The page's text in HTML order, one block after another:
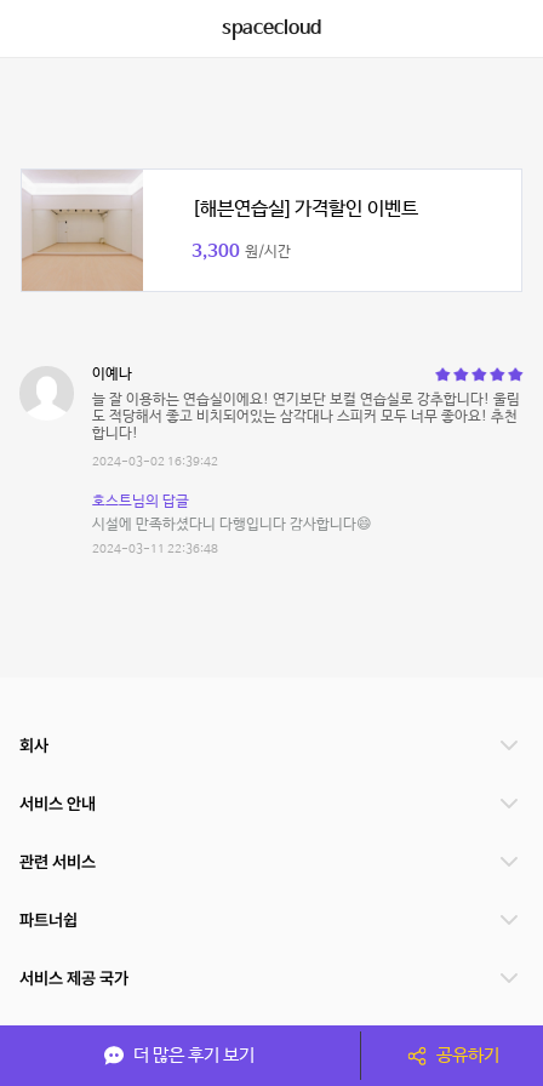
spacecloud
[해븐연습실] 가격할인 이벤트
3,300 원/시간
이예나
늘 잘 이용하는 연습실이에요! 연기보단 보컬 연습실로 강추합니다! 울림
도 적당해서 좋고 비치되어있는 삼각대나 스피커 모두 너무 좋아요! 추천
합니다!
2024-03-02 16:39:42
호스트님의 답글
시설에 만족하셨다니 다행입니다 감사합니다😄
2024-03-11 22:36:48
더 많은 후기 보기 공유하기
회사
서비스 안내
관련 서비스
파트너쉽
서비스 제공 국가
(주)NSPACE 사업자정보